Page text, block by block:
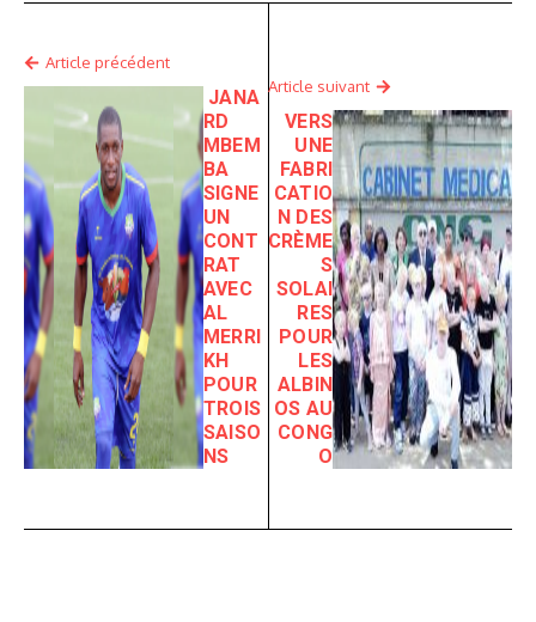
Article précédent
JANA
RD
MBEM
BA
SIGNE
UN
CONT
RAT
AVEC
AL
MERRI
KH
POUR
TROIS
SAISO
NS
Article suivant
VERS
UNE
FABRI
CATIO
N DES
CRÈME
S
SOLAI
RES
POUR
LES
ALBIN
OS AU
CONG
O